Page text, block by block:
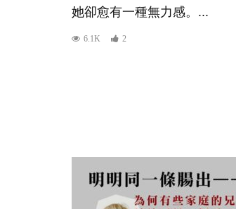
她卻愈有一種無力感。...
6.1K 2